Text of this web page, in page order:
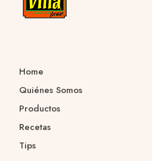
Home
Quiénes Somos
Productos
Recetas
Tips